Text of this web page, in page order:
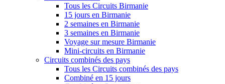
Tous les Circuits Birmanie
15 jours en Birmanie
2 semaines en Birmanie
3 semaines en Birmanie
Voyage sur mesure Birmanie
Mini-circuits en Birmanie
Circuits combinés des pays
Tous les Circuits combinés des pays
Combiné en 15 jours